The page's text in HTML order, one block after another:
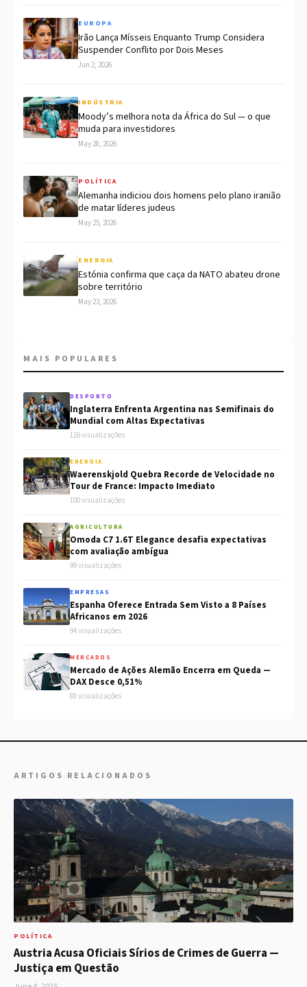
EUROPA
Irão Lança Mísseis Enquanto Trump Considera
Suspender Conflito por Dois Meses
Jun 2, 2026
INDÚSTRIA
Moody’s melhora nota da África do Sul — o que
muda para investidores
May 28, 2026
POLÍTICA
Alemanha indiciou dois homens pelo plano iranião
de matar líderes judeus
May 25, 2026
ENERGIA
Estónia confirma que caça da NATO abateu drone
sobre território
May 23, 2026
MAIS POPULARES
DESPORTO
Inglaterra Enfrenta Argentina nas Semifinais do
Mundial com Altas Expectativas
116 visualizações
ENERGIA
Waerenskjold Quebra Recorde de Velocidade no
Tour de France: Impacto Imediato
100 visualizações
AGRICULTURA
Omoda C7 1.6T Elegance desafia expectativas
com avaliação ambígua
99 visualizações
EMPRESAS
Espanha Oferece Entrada Sem Visto a 8 Países
Africanos em 2026
94 visualizações
MERCADOS
Mercado de Ações Alemão Encerra em Queda —
DAX Desce 0,51%
88 visualizações
ARTIGOS RELACIONADOS
POLÍTICA
Austria Acusa Oficiais Sírios de Crimes de Guerra —
Justiça em Questão